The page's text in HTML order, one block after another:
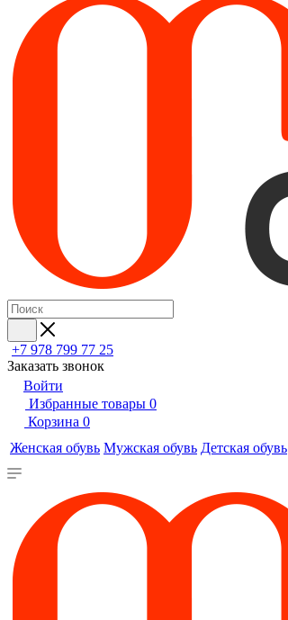
+7 978 799 77 25
Заказать звонок
Войти
Избранные товары 0
Корзина 0
Женская обувь Мужская обувь Детская обувь